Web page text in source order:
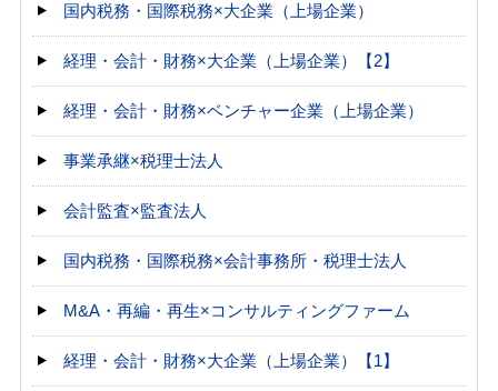
国内税務・国際税務×大企業（上場企業）
経理・会計・財務×大企業（上場企業）【2】
経理・会計・財務×ベンチャー企業（上場企業）
事業承継×税理士法人
会計監査×監査法人
国内税務・国際税務×会計事務所・税理士法人
M&A・再編・再生×コンサルティングファーム
経理・会計・財務×大企業（上場企業）【1】